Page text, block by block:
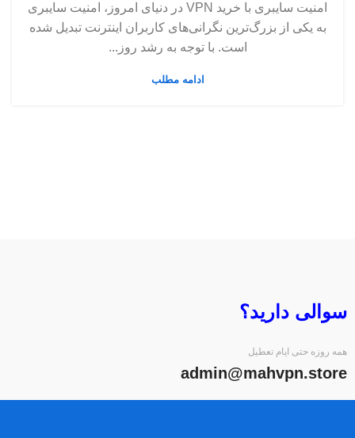
امنیت سایبری با خرید VPN در دنیای امروز، امنیت سایبری
به یکی از بزرگ‌ترین نگرانی‌های کاربران اینترنت تبدیل شده
است. با توجه به رشد روز...
ادامه مطلب
سوالی دارید؟
همه روزه حتی ایام تعطیل
admin@mahvpn.store